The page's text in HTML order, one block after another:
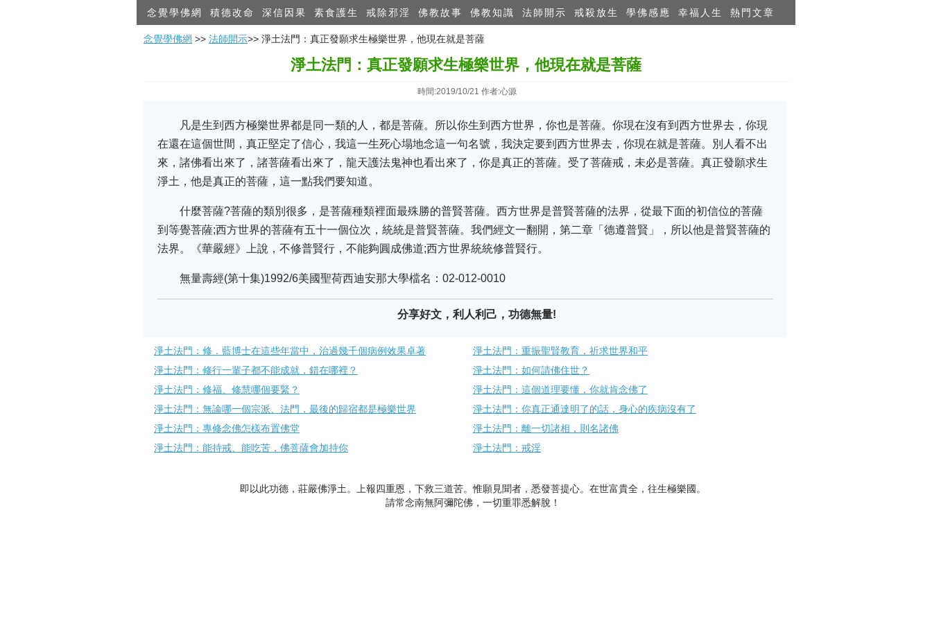
念覺學佛網 積德改命 深信因果 素食護生 戒除邪淫 佛教故事 佛教知識 法師開示 戒殺放生 學佛感應 幸福人生 熱門文章
念覺學佛網 >> 法師開示>> 淨土法門：真正發願求生極樂世界，他現在就是菩薩
淨土法門：真正發願求生極樂世界，他現在就是菩薩
時間:2019/10/21 作者:心源
凡是生到西方極樂世界都是同一類的人，都是菩薩。所以你生到西方世界，你也是菩薩。你現在沒有到西方世界去，你現
在還在這個世間，真正堅定了信心，我這一生死心塌地念這一句名號，我決定要到西方世界去，你現在就是菩薩。別人看不出
來，諸佛看出來了，諸菩薩看出來了，龍天護法鬼神也看出來了，你是真正的菩薩。受了菩薩戒，未必是菩薩。真正發願求生
淨土，他是真正的菩薩，這一點我們要知道。
什麼菩薩?菩薩的類別很多，是菩薩種類裡面最殊勝的普賢菩薩。西方世界是普賢菩薩的法界，從最下面的初信位的菩薩
到等覺菩薩;西方世界的菩薩有五十一個位次，統統是普賢菩薩。我們經文一翻開，第二章「德遵普賢」，所以他是普賢菩薩的
法界。《華嚴經》上說，不修普賢行，不能夠圓成佛道;西方世界統統修普賢行。
無量壽經(第十集)1992/6美國聖荷西迪安那大學檔名：02-012-0010
分享好文，利人利己，功德無量!
淨土法門：修．藍博士在這些年當中，治過幾千個病例效果卓著
淨土法門：重振聖賢教育，祈求世界和平
淨土法門：修行一輩子都不能成就，錯在哪裡？
淨土法門：如何請佛住世？
淨土法門：修福、修慧哪個要緊？
淨土法門：這個道理要懂，你就肯念佛了
淨土法門：無論哪一個宗派、法門，最後的歸宿都是極樂世界
淨土法門：你真正通達明了的話，身心的疾病沒有了
淨土法門：專修念佛怎樣布置佛堂
淨土法門：離一切諸相，則名諸佛
淨土法門：能持戒、能吃苦，佛菩薩會加持你
淨土法門：戒淫
即以此功德，莊嚴佛淨土。上報四重恩，下救三道苦。惟願見聞者，悉發菩提心。在世富貴全，往生極樂國。
請常念南無阿彌陀佛，一切重罪悉解脫！